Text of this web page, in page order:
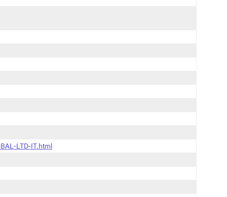
LTD-IT.html